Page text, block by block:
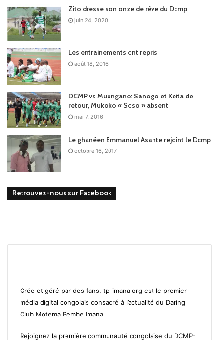
Zito dresse son onze de rêve du Dcmp
juin 24, 2020
Les entrainements ont repris
août 18, 2016
DCMP vs Muungano: Sanogo et Keita de
retour, Mukoko « Soso » absent
mai 7, 2016
Le ghanéen Emmanuel Asante rejoint le Dcmp
octobre 16, 2017
Retrouvez-nous sur Facebook
Crée et géré par des fans, tp-imana.org est le premier
média digital congolais consacré à l’actualité du Daring
Club Motema Pembe Imana.
Rejoignez la première communauté congolaise du DCMP-